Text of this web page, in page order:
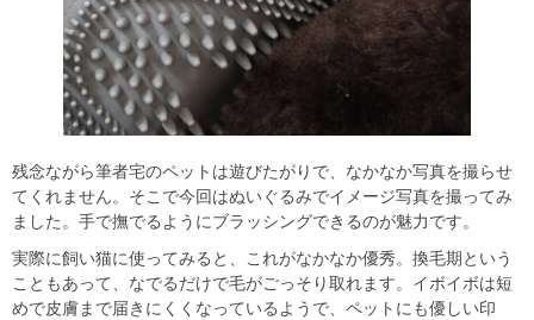
残念ながら筆者宅のペットは遊びたがりで、なかなか写真を撮らせ
てくれません。そこで今回はぬいぐるみでイメージ写真を撮ってみ
ました。手で撫でるようにブラッシングできるのが魅力です。
実際に飼い猫に使ってみると、これがなかなか優秀。換毛期という
こともあって、なでるだけで毛がごっそり取れます。イボイボは短
めで皮膚まで届きにくくなっているようで、ペットにも優しい印